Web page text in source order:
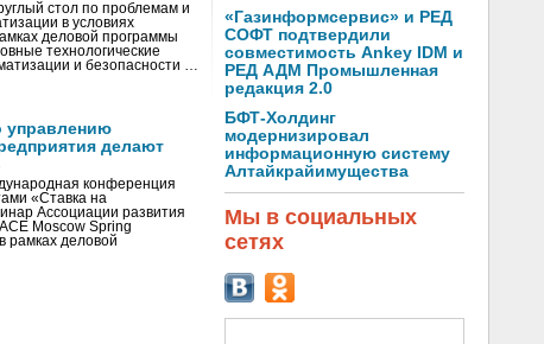
стол по проблемам и
в условиях
деловой программы
технологические
и безопасности …
делают
конференция
«Ставка на
Ассоциации развития
Moscow Spring
рамках деловой
«Газинформсервис» и РЕД
СОФТ подтвердили
совместимость Ankey IDM и
РЕД АДМ Промышленная
редакция 2.0
БФТ-Холдинг
модернизировал
информационную систему
Алтайкрайимущества
Мы в социальных
сетях